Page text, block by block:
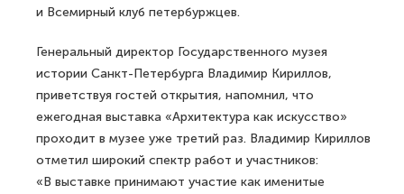
и Всемирный клуб петербуржцев.
Генеральный директор Государственного музея
истории Санкт-Петербурга Владимир Кириллов,
приветствуя гостей открытия, напомнил, что
ежегодная выставка «Архитектура как искусство»
проходит в музее уже третий раз. Владимир Кириллов
отметил широкий спектр работ и участников:
«В выставке принимают участие как именитые